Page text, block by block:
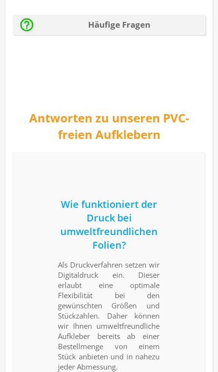
Antworten zu unseren PVC-
freien Aufklebern
Wie funktioniert der
Druck bei
umweltfreundlichen
Folien?
Als Druckverfahren setzen wir
Digitaldruck ein. Dieser
erlaubt eine optimale
Flexibilität bei den
gewünschten Größen und
Stückzahlen. Daher können
wir Ihnen umweltfreundliche
Aufkleber bereits ab einer
Bestellmenge von einem
Stück anbieten und in nahezu
jeder Abmessung.